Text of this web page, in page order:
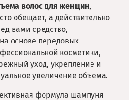
волос для женщин,
обещает, а действительно
вами средство,
основе передовых
косметики,
уход, укрепление и
увеличение объема.
формула шампуня